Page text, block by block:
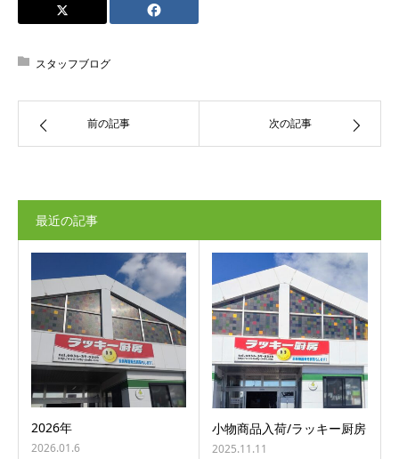
スタッフブログ
前の記事 次の記事
最近の記事
2026年
2026.01.6
小物商品入荷/ラッキー厨房
2025.11.11